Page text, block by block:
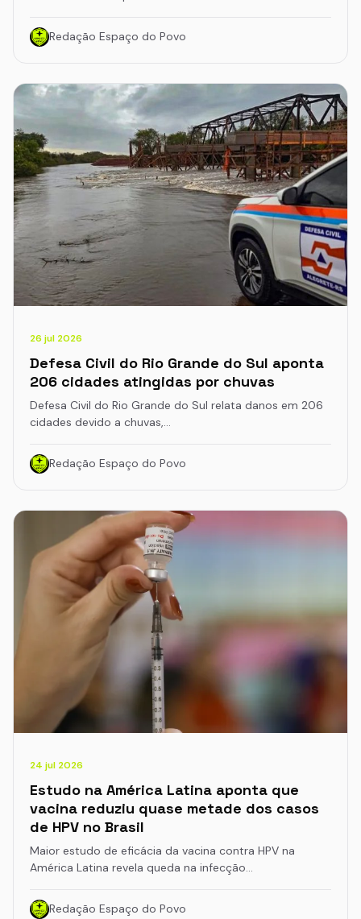
Redação Espaço do Povo
26 jul 2026
Defesa Civil do Rio Grande do Sul aponta
206 cidades atingidas por chuvas
Defesa Civil do Rio Grande do Sul relata danos em 206
cidades devido a chuvas,…
Redação Espaço do Povo
24 jul 2026
Estudo na América Latina aponta que
vacina reduziu quase metade dos casos
de HPV no Brasil
Maior estudo de eficácia da vacina contra HPV na
América Latina revela queda na infecção…
Redação Espaço do Povo